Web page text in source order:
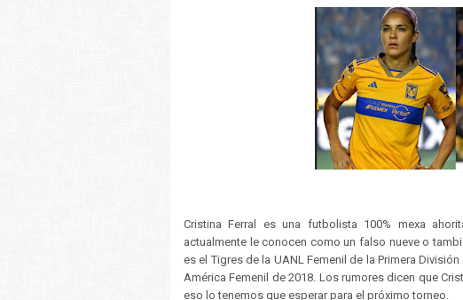
Cristina Ferral es una futbolista 100% mexa
actualmente le conocen como un falso nueve o
es el Tigres de la UANL Femenil de la Primera
América Femenil de 2018. Los rumores dicen que
eso lo tenemos que esperar para el próximo torneo.